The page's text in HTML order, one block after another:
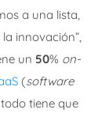
a una lista,
innovación”,
un 50% on-
(software
tiene que